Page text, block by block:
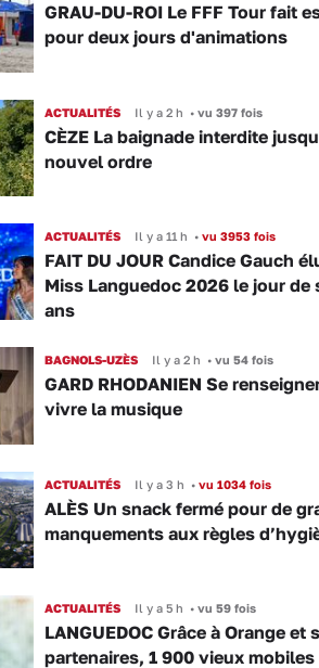
GRAU-DU-ROI Le FFF Tour fait
pour deux jours d'animations
ACTUALITÉS Il y a 2 h •vu 397 fois
CÈZE La baignade interdite
nouvel ordre
ACTUALITÉS Il y a 11 h •vu 3953 fois
FAIT DU JOUR Candice Gauch
Miss Languedoc 2026 le jour de
ans
BAGNOLS-UZÈS Il y a 2 h •vu 54 fois
GARD RHODANIEN Se
vivre la musique
ACTUALITÉS Il y a 3 h •vu 1034 fois
ALÈS Un snack fermé pour de
manquements aux règles
ACTUALITÉS Il y a 5 h •vu 59 fois
LANGUEDOC Grâce à Orange et
partenaires, 1 900 vieux mobiles